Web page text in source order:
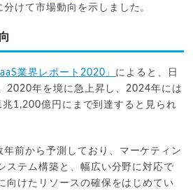
けて市場動向を示しました。
業界レポート2020」 によると、日
2020年を境に急上昇し、2024年には
1,200億円にまで到達すると見られ
年前から予測しており、マーケティン
ステム構築と、幅広い分野に対応で
向けたリソースの確保をはじめてい